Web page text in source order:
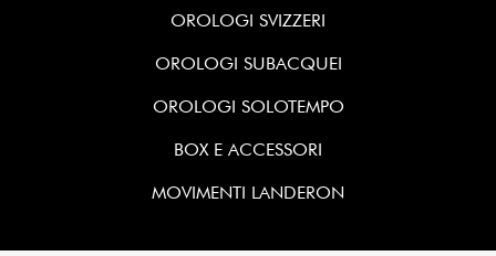
OROLOGI SVIZZERI
OROLOGI SUBACQUEI
OROLOGI SOLOTEMPO
BOX E ACCESSORI
MOVIMENTI LANDERON